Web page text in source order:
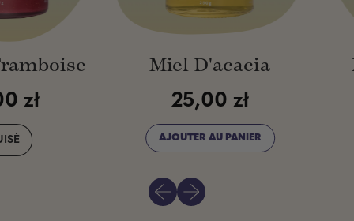
i
Miel D'acacia
25,00 zł
Prix normal
AJOUTER AU PANIER
d'acacia
Diapositive précédente
Diapositive suivante